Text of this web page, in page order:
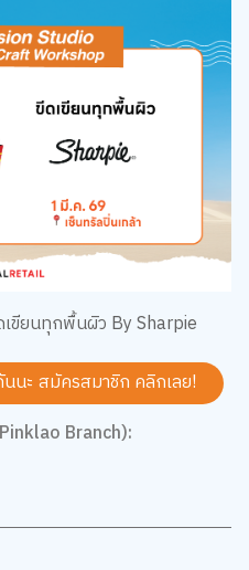
ขียนทุกพื้นผิว By Sharpie
นนะ สมัครสมาชิก คลิกเลย!
Branch):